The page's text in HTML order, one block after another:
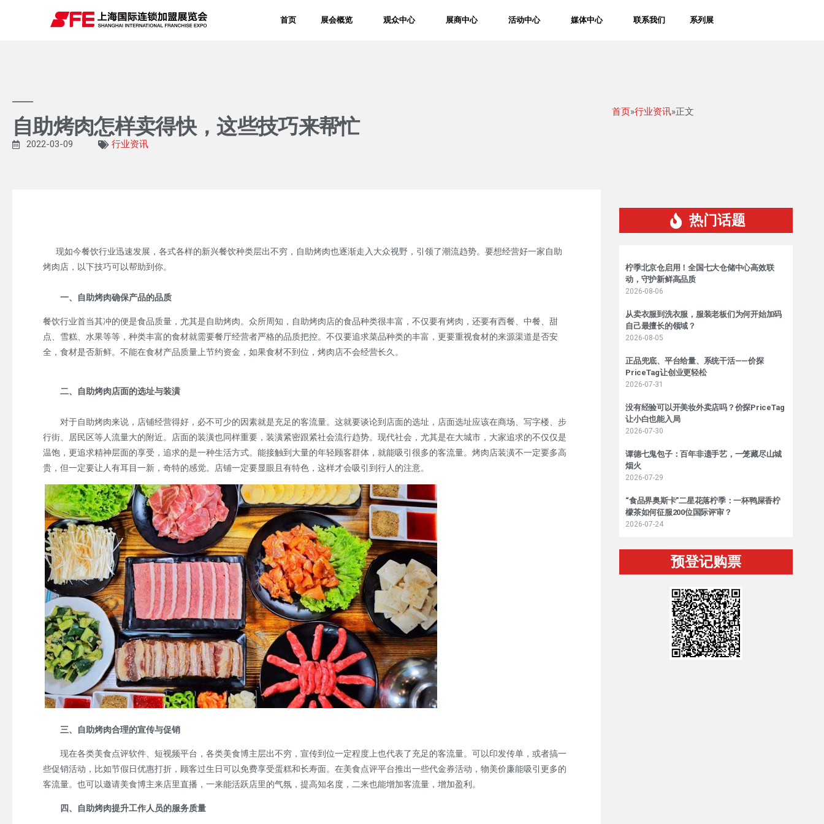
首页 展会概览 观众中心 展商中心 活动中心 媒体中心 联系我们 系列展
自助烤肉怎样卖得快，这些技巧来帮忙
首页»行业资讯»正文
2022-03-09 行业资讯
现如今餐饮行业迅速发展，各式各样的新兴餐饮种类层出不穷，自助烤肉也逐渐走入大众视野，引领了潮流趋势。要想经营好一家自助
烤肉店，以下技巧可以帮助到你。
一、自助烤肉确保产品的品质
餐饮行业首当其冲的便是食品质量，尤其是自助烤肉。众所周知，自助烤肉店的食品种类很丰富，不仅要有烤肉，还要有西餐、中餐、甜
点、雪糕、水果等等，种类丰富的食材就需要餐厅经营者严格的品质把控。不仅要追求菜品种类的丰富，更要重视食材的来源渠道是否安
全，食材是否新鲜。不能在食材产品质量上节约资金，如果食材不到位，烤肉店不会经营长久。
二、自助烤肉店面的选址与装潢
对于自助烤肉来说，店铺经营得好，必不可少的因素就是充足的客流量。这就要谈论到店面的选址，店面选址应该在商场、写字楼、步
行街、居民区等人流量大的附近。店面的装潢也同样重要，装潢紧密跟紧社会流行趋势。现代社会，尤其是在大城市，大家追求的不仅仅是
温饱，更追求精神层面的享受，追求的是一种生活方式。能接触到大量的年轻顾客群体，就能吸引很多的客流量。烤肉店装潢不一定要多高
贵，但一定要让人有耳目一新，奇特的感觉。店铺一定要显眼且有特色，这样才会吸引到行人的注意。
三、自助烤肉合理的宣传与促销
现在各类美食点评软件、短视频平台，各类美食博主层出不穷，宣传到位一定程度上也代表了充足的客流量。可以印发传单，或者搞一
些促销活动，比如节假日优惠打折，顾客过生日可以免费享受蛋糕和长寿面。在美食点评平台推出一些代金券活动，物美价廉能吸引更多的
客流量。也可以邀请美食博主来店里直播，一来能活跃店里的气氛，提高知名度，二来也能增加客流量，增加盈利。
四、自助烤肉提升工作人员的服务质量
热门话题
柠季北京仓启用！全国七大仓储中心高效联
动，守护新鲜高品质
2026-08-06
从卖衣服到洗衣服，服装老板们为何开始加码
自己最擅长的领域？
2026-08-05
正品兜底、平台给量、系统干活——价探
PriceTag让创业更轻松
2026-07-31
没有经验可以开美妆外卖店吗？价探PriceTag
让小白也能入局
2026-07-30
谭德七鬼包子：百年非遗手艺，一笼藏尽山城
烟火
2026-07-29
“食品界奥斯卡”二星花落柠季：一杯鸭屎香柠
檬茶如何征服200位国际评审？
2026-07-24
预登记购票